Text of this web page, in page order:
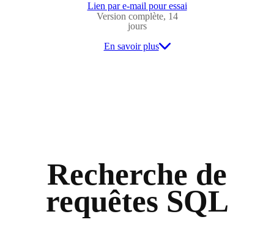
Lien par e-mail pour essai
Version complète, 14
jours
En savoir plus
Recherche de
requêtes SQL